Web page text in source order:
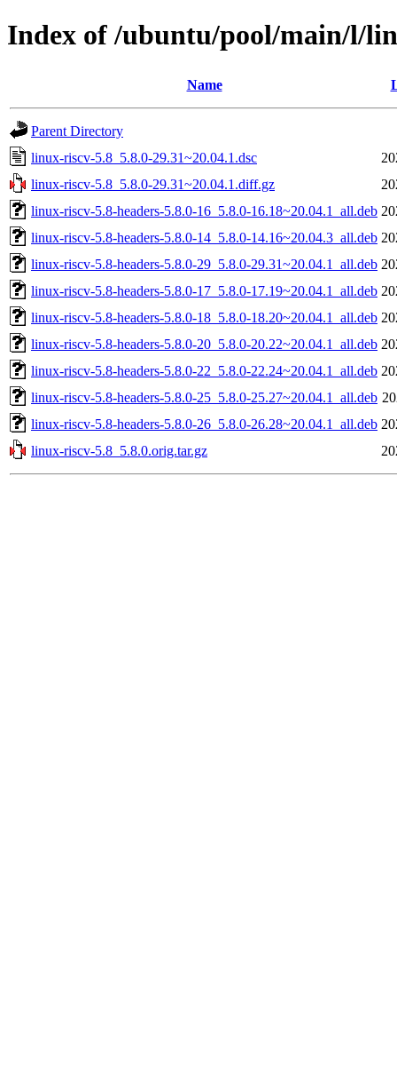
Index of /ubuntu/pool/main/l/
Name
Parent Directory
linux-riscv-5.8_5.8.0-29.31~20.04.1.dsc
linux-riscv-5.8_5.8.0-29.31~20.04.1.diff.gz
linux-riscv-5.8-headers-5.8.0-16_5.8.0-16.18~20.04.1_all.deb
linux-riscv-5.8-headers-5.8.0-14_5.8.0-14.16~20.04.3_all.deb
linux-riscv-5.8-headers-5.8.0-29_5.8.0-29.31~20.04.1_all.deb
linux-riscv-5.8-headers-5.8.0-17_5.8.0-17.19~20.04.1_all.deb
linux-riscv-5.8-headers-5.8.0-18_5.8.0-18.20~20.04.1_all.deb
linux-riscv-5.8-headers-5.8.0-20_5.8.0-20.22~20.04.1_all.deb
linux-riscv-5.8-headers-5.8.0-22_5.8.0-22.24~20.04.1_all.deb
linux-riscv-5.8-headers-5.8.0-25_5.8.0-25.27~20.04.1_all.deb
linux-riscv-5.8-headers-5.8.0-26_5.8.0-26.28~20.04.1_all.deb
linux-riscv-5.8_5.8.0.orig.tar.gz